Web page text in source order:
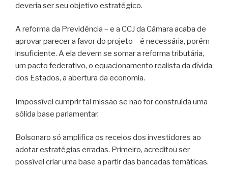
deveria ser seu objetivo estratégico.
A reforma da Previdência – e a CCJ da Câmara acaba de
aprovar parecer a favor do projeto – é necessária, porém
insuficiente. A ela devem se somar a reforma tributária,
um pacto federativo, o equacionamento realista da dívida
dos Estados, a abertura da economia.
Impossível cumprir tal missão se não for construída uma
sólida base parlamentar.
Bolsonaro só amplifica os receios dos investidores ao
adotar estratégias erradas. Primeiro, acreditou ser
possível criar uma base a partir das bancadas temáticas.